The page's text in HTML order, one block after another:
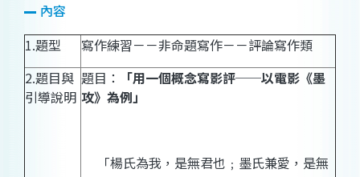
內容
1.題型 寫作練習－－非命題寫作－－評論寫作類
2.題目與
引導說明
題目： 「用一個概念寫影評──以電影《墨
攻》為例」
「楊氏為我，是無君也﹔墨氏兼愛，是無